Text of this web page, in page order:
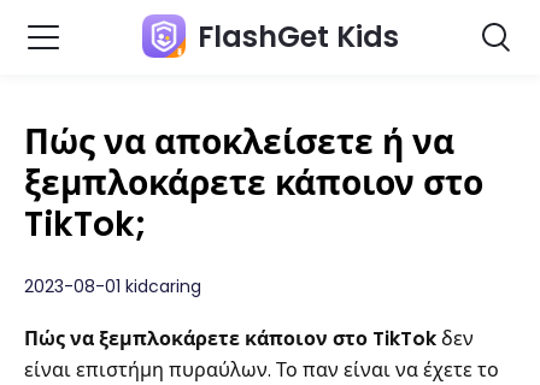
FlashGet Kids
Πώς να αποκλείσετε ή να
ξεμπλοκάρετε κάποιον στο
TikTok;
2023-08-01 kidcaring
Πώς να ξεμπλοκάρετε κάποιον στο TikTokδεν
είναι επιστήμη πυραύλων. Το παν είναι να έχετε το